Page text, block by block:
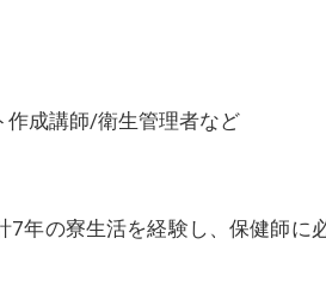
成講師/衛生管理者など
年の寮生活を経験し、保健師に